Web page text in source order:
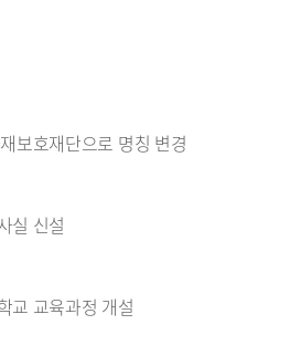
보호재단으로 명칭 변경
실 신설
교 교육과정 개설